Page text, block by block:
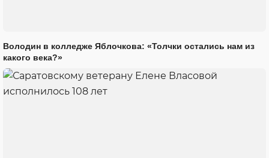
Володин в колледже Яблочкова: «Толчки остались нам из
какого века?»